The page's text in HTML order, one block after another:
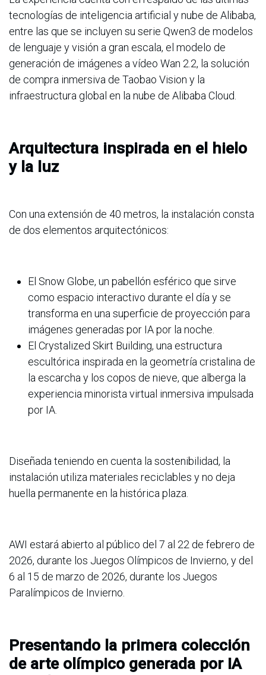
tecnologías de inteligencia artificial y nube de Alibaba,
entre las que se incluyen su serie Qwen3 de modelos
de lenguaje y visión a gran escala, el modelo de
generación de imágenes a vídeo Wan 2.2, la solución
de compra inmersiva de Taobao Vision y la
infraestructura global en la nube de Alibaba Cloud.
Arquitectura inspirada en el hielo
y la luz
Con una extensión de 40 metros, la instalación consta
de dos elementos arquitectónicos:
El Snow Globe, un pabellón esférico que sirve
como espacio interactivo durante el día y se
transforma en una superficie de proyección para
imágenes generadas por IA por la noche.
El Crystalized Skirt Building, una estructura
escultórica inspirada en la geometría cristalina de
la escarcha y los copos de nieve, que alberga la
experiencia minorista virtual inmersiva impulsada
por IA.
Diseñada teniendo en cuenta la sostenibilidad, la
instalación utiliza materiales reciclables y no deja
huella permanente en la histórica plaza.
AWI estará abierto al público del 7 al 22 de febrero de
2026, durante los Juegos Olímpicos de Invierno, y del
6 al 15 de marzo de 2026, durante los Juegos
Paralímpicos de Invierno.
Presentando la primera colección
de arte olímpico generada por IA